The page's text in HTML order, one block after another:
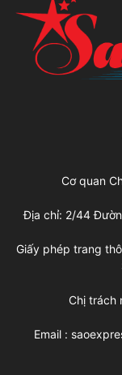
Cơ quan
Địa chỉ: 2/44
Giấy phép trang
Chị trách
Email :